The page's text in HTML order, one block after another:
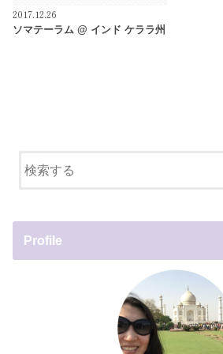
2017.12.26
ソマテーラム @ インド ケララ州
Profile